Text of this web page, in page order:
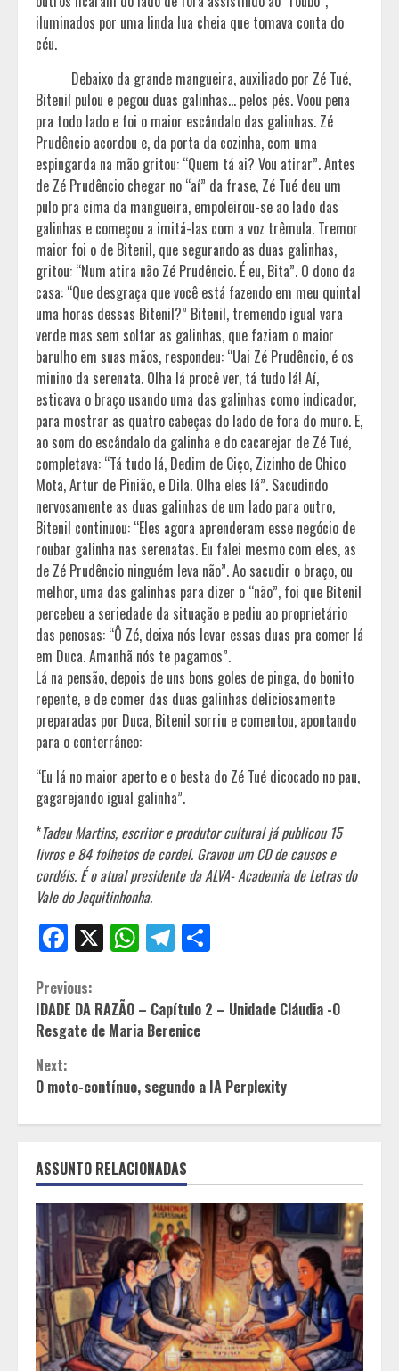
iluminados por uma linda lua cheia que tomava conta do
céu.
Debaixo da grande mangueira, auxiliado por Zé Tué,
Bitenil pulou e pegou duas galinhas… pelos pés. Voou pena
pra todo lado e foi o maior escândalo das galinhas. Zé
Prudêncio acordou e, da porta da cozinha, com uma
espingarda na mão gritou: “Quem tá ai? Vou atirar”. Antes
de Zé Prudêncio chegar no “aí” da frase, Zé Tué deu um
pulo pra cima da mangueira, empoleirou-se ao lado das
galinhas e começou a imitá-las com a voz trêmula. Tremor
maior foi o de Bitenil, que segurando as duas galinhas,
gritou: “Num atira não Zé Prudêncio. É eu, Bita”. O dono da
casa: “Que desgraça que você está fazendo em meu quintal
uma horas dessas Bitenil?” Bitenil, tremendo igual vara
verde mas sem soltar as galinhas, que faziam o maior
barulho em suas mãos, respondeu: “Uai Zé Prudêncio, é os
minino da serenata. Olha lá procê ver, tá tudo lá! Aí,
esticava o braço usando uma das galinhas como indicador,
para mostrar as quatro cabeças do lado de fora do muro. E,
ao som do escândalo da galinha e do cacarejar de Zé Tué,
completava: “Tá tudo lá, Dedim de Ciço, Zizinho de Chico
Mota, Artur de Pinião, e Dila. Olha eles lá”. Sacudindo
nervosamente as duas galinhas de um lado para outro,
Bitenil continuou: “Eles agora aprenderam esse negócio de
roubar galinha nas serenatas. Eu falei mesmo com eles, as
de Zé Prudêncio ninguém leva não”. Ao sacudir o braço, ou
melhor, uma das galinhas para dizer o “não”, foi que Bitenil
percebeu a seriedade da situação e pediu ao proprietário
das penosas: “Ô Zé, deixa nós levar essas duas pra comer lá
em Duca. Amanhã nós te pagamos”.
Lá na pensão, depois de uns bons goles de pinga, do bonito
repente, e de comer das duas galinhas deliciosamente
preparadas por Duca, Bitenil sorriu e comentou, apontando
para o conterrâneo:
“Eu lá no maior aperto e o besta do Zé Tué dicocado no pau,
gagarejando igual galinha”.
*Tadeu Martins, escritor e produtor cultural já publicou 15
livros e 84 folhetos de cordel. Gravou um CD de causos e
cordéis. É o atual presidente da ALVA- Academia de Letras do
Vale do Jequitinhonha.
Facebook
X WhatsApp
Telegram
Continue
Reading
Previous:
IDADE DA RAZÃO – Capítulo 2 – Unidade Cláudia -O
Resgate de Maria Berenice
Next:
O moto-contínuo, segundo a IA Perplexity
ASSUNTO RELACIONADAS